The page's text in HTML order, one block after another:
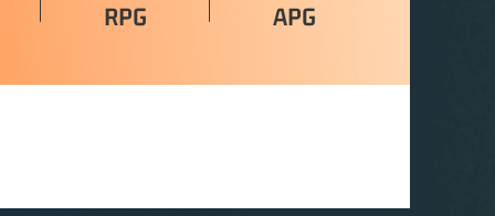
RPG APG